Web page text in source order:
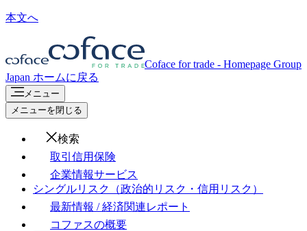
本文へ
Coface for trade - Homepage Group
Japan ホームに戻る
メニュー
メニューを閉じる
検索
取引信用保険
企業情報サービス
シングルリスク（政治的リスク・信用リスク）
最新情報 / 経済関連レポート
コファスの概要